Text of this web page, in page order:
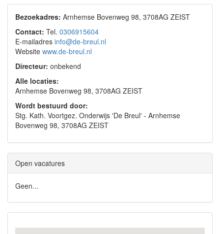
Bezoekadres: Arnhemse Bovenweg 98, 3708AG ZEIST
Contact: Tel. 0306915604
E-mailadres info@de-breul.nl
Website www.de-breul.nl
Directeur: onbekend
Alle locaties:
Arnhemse Bovenweg 98, 3708AG ZEIST
Wordt bestuurd door:
Stg. Kath. Voortgez. Onderwijs 'De Breul' - Arnhemse
Bovenweg 98, 3708AG ZEIST
Open vacatures
Geen...